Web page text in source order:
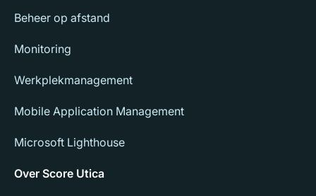
Beheer op afstand
Monitoring
Werkplekmanagement
Mobile Application Management
Microsoft Lighthouse
Over Score Utica